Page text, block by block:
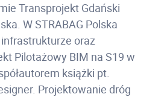
Transprojekt Gdański
W STRABAG Polska
oraz
Pilotażowy BIM na S19 w
książki pt.
Projektowanie dróg